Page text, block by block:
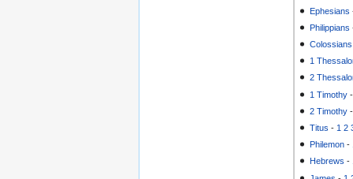
Ephesians
Philippians
Colossians
1
2
1 Timothy
2 Timothy
Titus - 1 2
Philemon -
Hebrews -